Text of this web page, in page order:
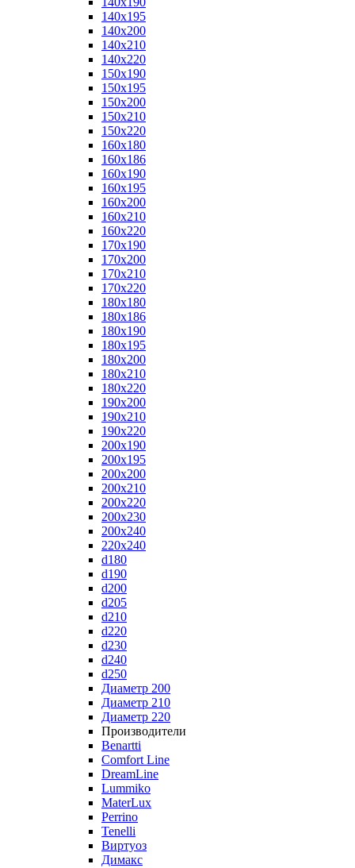
140x195
140x200
140x210
140x220
150x190
150x195
150x200
150x210
150x220
160x180
160x186
160x190
160x195
160x200
160x210
160x220
170x190
170x200
170x210
170x220
180x180
180x186
180x190
180x195
180x200
180x210
180x220
190x200
190x210
190x220
200x190
200x195
200x200
200x210
200x220
200x230
200x240
220x240
d180
d190
d200
d205
d210
d220
d230
d240
d250
Диаметр 200
Диаметр 210
Диаметр 220
Производители
Benartti
Comfort Line
DreamLine
Lummiko
MaterLux
Perrino
Tenelli
Виртуоз
Димакс